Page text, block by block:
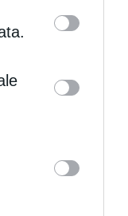
IAB’s list
by us to